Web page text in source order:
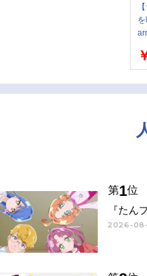
第1位
『たん
2026-